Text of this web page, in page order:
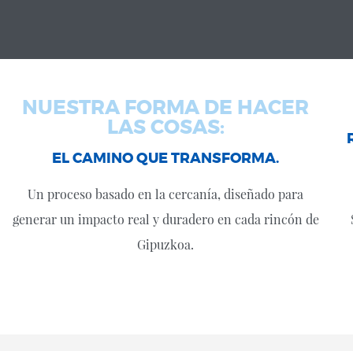
EL CAMINO QUE TRANSFORMA.
Un proceso basado en la cercanía, diseñado para
generar un impacto real y duradero en cada rincón de
Gipuzkoa.